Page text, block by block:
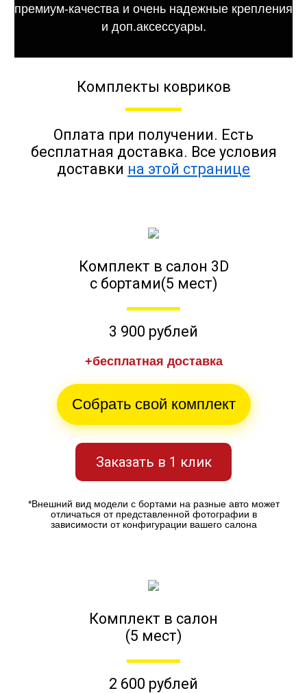
премиум-качества и очень надежные крепления
и доп.аксессуары.
Комплекты ковриков
Оплата при получении. Есть
бесплатная доставка. Все условия
доставки на этой странице
Комплект в салон 3D
с бортами(5 мест)
3 900 рублей
+бесплатная доставка
Собрать свой комплект
Заказать в 1 клик
*Внешний вид модели с бортами на разные авто может
отличаться от представленной фотографии в
зависимости от конфигурации вашего салона
Комплект в салон
(5 мест)
2 600 рублей